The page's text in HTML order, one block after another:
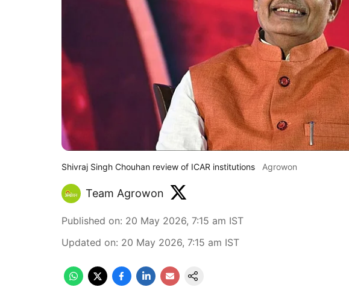
Shivraj Singh Chouhan review of ICAR institutions Agrowon
Team Agrowon
Published on: 20 May 2026, 7:15 am IST
Updated on: 20 May 2026, 7:15 am IST